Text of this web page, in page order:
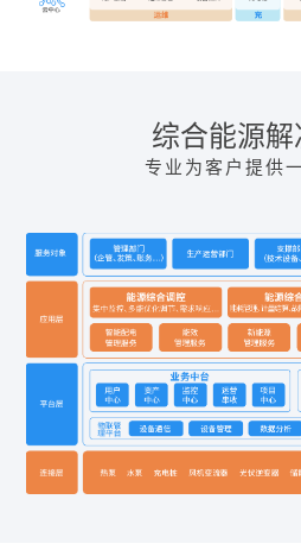
综合能源解
专业为客户提供